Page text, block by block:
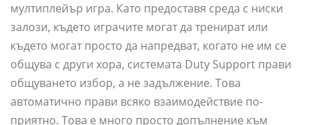
мултиплейър игра. Като предоставя среда с ниски
залози, където играчите могат да тренират или
където могат просто да напредват, когато не им се
общува с други хора, системата Duty Support прави
общуването избор, а не задължение. Това
автоматично прави всяко взаимодействие по-
приятно. Това е много просто допълнение към